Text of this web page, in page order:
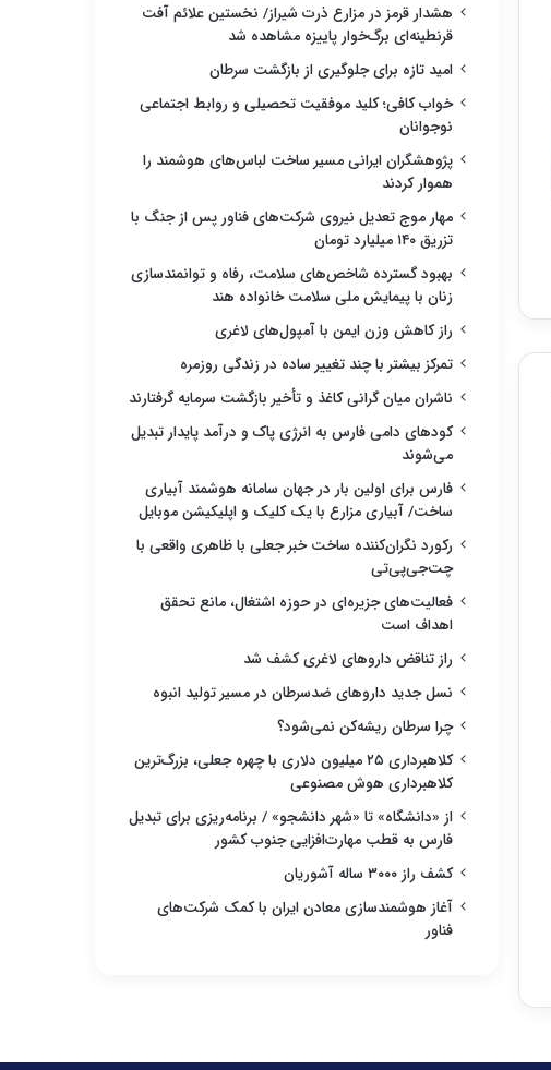
هشدار قرمز در مزارع ذرت شیراز/ نخستین علائم آفت
قرنطینه‌ای برگ‌خوار پاییزه مشاهده شد
امید تازه برای جلوگیری از بازگشت سرطان
خواب کافی؛ کلید موفقیت تحصیلی و روابط اجتماعی
نوجوانان
پژوهشگران ایرانی مسیر ساخت لباس‌های هوشمند را
هموار کردند
مهار موج تعدیل نیروی شرکت‌های فناور پس از جنگ با
تزریق ۱۴۰ میلیارد تومان
بهبود گسترده شاخص‌های سلامت، رفاه و توانمندسازی
زنان با پیمایش ملی سلامت خانواده هند
راز کاهش وزن ایمن با آمپول‌های لاغری
تمرکز بیشتر با چند تغییر ساده در زندگی روزمره
ناشران میان گرانی کاغذ و تأخیر بازگشت سرمایه گرفتارند
کودهای دامی فارس به انرژی پاک و درآمد پایدار تبدیل
می‌شوند
فارس برای اولین بار در جهان سامانه هوشمند آبیاری
ساخت/ آبیاری مزارع با یک کلیک و اپلیکیشن موبایل
رکورد نگران‌کننده ساخت خبر جعلی با ظاهری واقعی با
چت‌جی‌پی‌تی
فعالیت‌های جزیره‌ای در حوزه اشتغال، مانع تحقق
اهداف است
راز تناقض داروهای لاغری کشف شد
نسل جدید داروهای ضدسرطان در مسیر تولید انبوه
چرا سرطان ریشه‌کن نمی‌شود؟
کلاهبرداری ۲۵ میلیون دلاری با چهره جعلی، بزرگ‌ترین
کلاهبرداری هوش مصنوعی
از «دانشگاه» تا «شهر دانشجو» / برنامه‌ریزی برای تبدیل
فارس به قطب مهارت‌افزایی جنوب کشور
کشف راز ۳۰۰۰ ساله آشوریان
آغاز هوشمندسازی معادن ایران با کمک شرکت‌های
فناور